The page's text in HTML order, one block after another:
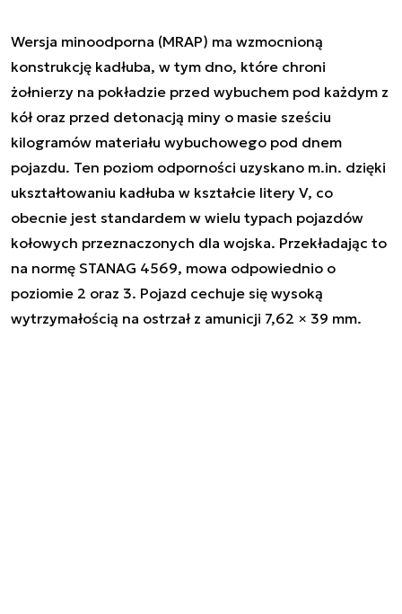
Wersja minoodporna (MRAP) ma wzmocnioną
konstrukcję kadłuba, w tym dno, które chroni
żołnierzy na pokładzie przed wybuchem pod każdym z
kół oraz przed detonacją miny o masie sześciu
kilogramów materiału wybuchowego pod dnem
pojazdu. Ten poziom odporności uzyskano m.in. dzięki
ukształtowaniu kadłuba w kształcie litery V, co
obecnie jest standardem w wielu typach pojazdów
kołowych przeznaczonych dla wojska. Przekładając to
na normę STANAG 4569, mowa odpowiednio o
poziomie 2 oraz 3. Pojazd cechuje się wysoką
wytrzymałością na ostrzał z amunicji 7,62 × 39 mm.